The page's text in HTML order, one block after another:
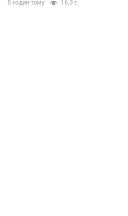
5 годин тому 16,3 т.